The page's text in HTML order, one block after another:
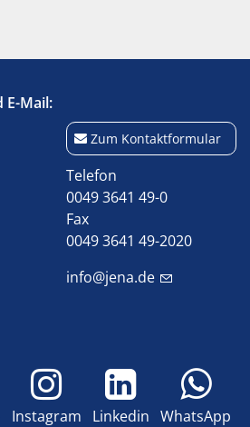
E-Mail:
Zum Kontaktformular
Telefon
0049 3641 49-0
Fax
0049 3641 49-2020
info@jena.de
Instagram Linkedin WhatsApp